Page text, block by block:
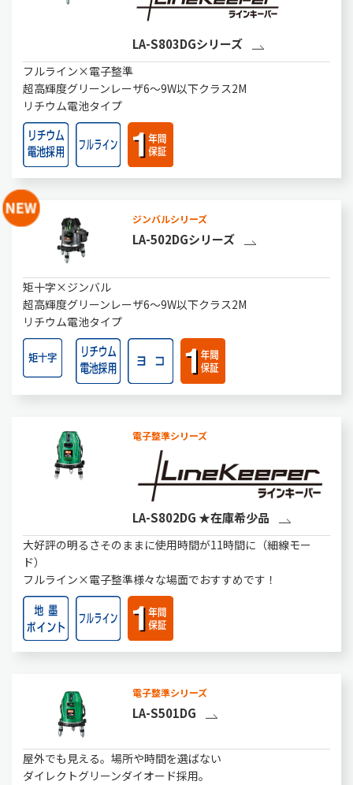
LA-S803DGシリーズ
フルライン×電子整準
超高輝度グリーンレーザ6～9W以下クラス2M
リチウム電池タイプ
ジンバルシリーズ
LA-502DGシリーズ
矩十字×ジンバル
超高輝度グリーンレーザ6～9W以下クラス2M
リチウム電池タイプ
電子整準シリーズ
LA-S802DG ★在庫希少品
大好評の明るさそのままに使用時間が11時間に（細線モー
ド）
フルライン×電子整準様々な場面でおすすめです！
電子整準シリーズ
LA-S501DG
屋外でも見える。場所や時間を選ばない
ダイレクトグリーンダイオード採用。